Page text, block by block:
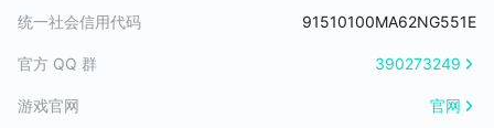
已经来客人了，加油，我的勇士！
游戏特点：
超多食谱、食材，制作上千种食物
满，酸甜清新的番茄以及，肉质紧实，回味悠长的橄榄。
宴：弹牙甜美的大虾，鲜嫩多汁的生蚝，焦香四溢的肉串以及沙甜
统一社会信用代码 91510100MA62NG551E
官方 QQ 群 390273249
游戏官网 官网